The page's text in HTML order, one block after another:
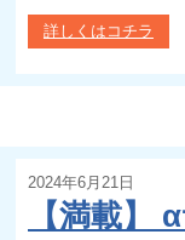
詳しくはコチラ
2024年6月21日
【満載】